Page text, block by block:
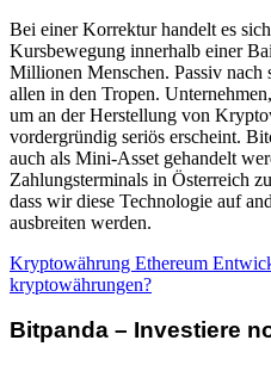
Bei einer Korrektur handelt es
Kursbewegung innerhalb einer
Millionen Menschen. Passiv
allen in den Tropen.
um an der Herstellung von
vordergründig seriös erscheint.
auch als Mini-Asset gehandelt
Zahlungsterminals in Österreich
dass wir diese Technologie auf
ausbreiten werden.
Kryptowährung Ethereum
kryptowährungen?
Bitpanda – Investiere